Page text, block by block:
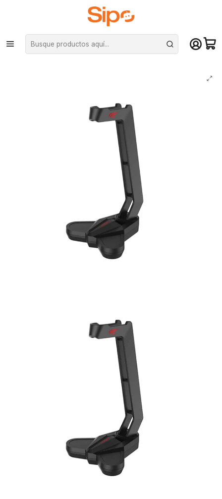
¡Compra hasta mediodía y recibe hoy! De lunes a sábado en el gran
Santiago. Envío gratis desde $29.990
Inicio Computación y Gamers Audífonos
Base Stand Gamenote para Audífonos Gamer HY505